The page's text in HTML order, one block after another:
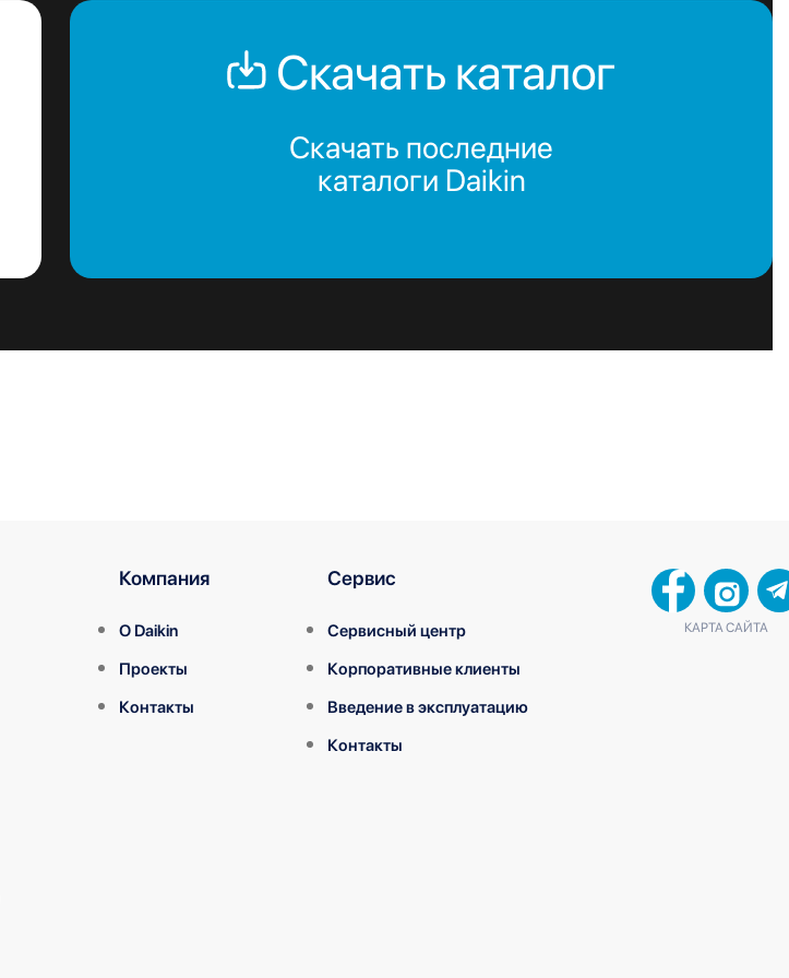
Скачать каталог
Скачать последние
каталоги Daikin
Компания
О Daikin
Проекты
Контакты
Сервис
Сервисный центр
Корпоративные клиенты
Введение в эксплуатацию
Контакты
КАРТА САЙТА